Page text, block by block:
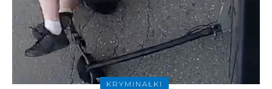
KRYMINAŁKI